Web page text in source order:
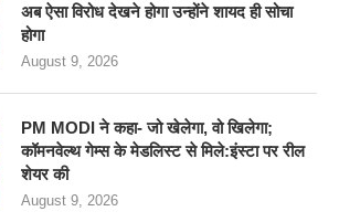
अब ऐसा विरोध देखने होगा उन्होंने शायद ही सोचा
होगा
August 9, 2026
PM MODI ने कहा- जो खेलेगा, वो खिलेगा;
कॉमनवेल्थ गेम्स के मेडलिस्ट से मिले:इंस्टा पर रील
शेयर की
August 9, 2026